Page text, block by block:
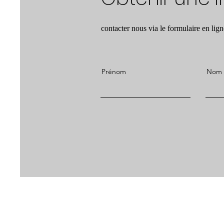
contacter nous via le formulaire en
Prénom Nom